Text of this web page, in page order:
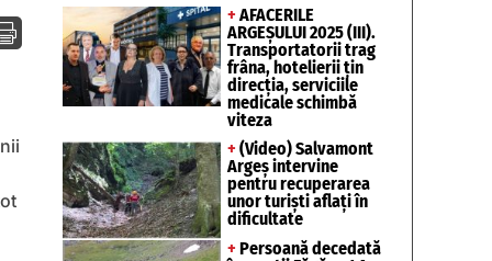
+ AFACERILE
ARGEȘULUI 2025 (III).
Transportatorii trag
frâna, hotelierii țin
direcția, serviciile
medicale schimbă
viteza
+ (Video) Salvamont
Argeș intervine
pentru recuperarea
unor turişti aflaţi în
dificultate
+ Persoană decedată